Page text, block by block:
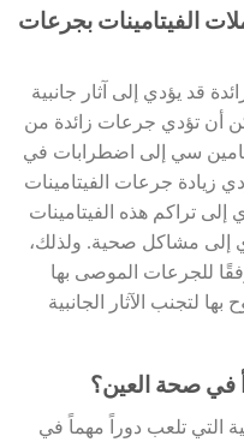
الفيتامينات بجرعات
قد يؤدي إلى آثار جانبية
أن تؤدي جرعات زائدة من
سي إلى اضطرابات في
زيادة جرعات الفيتامينات
إلى تراكم هذه الفيتامينات
إلى مشاكل صحية. ولذلك،
للجرعات الموصى بها
لتجنب الآثار الجانبية
أ في صحة العين؟
التي تلعب دوراً مهماً في